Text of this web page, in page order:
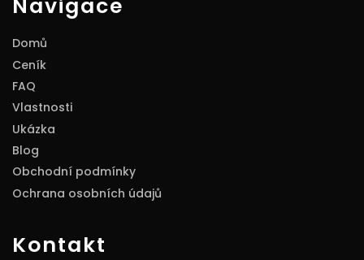
Navigace
Domů
Ceník
FAQ
Vlastnosti
Ukázka
Blog
Obchodní podmínky
Ochrana osobních údajů
Kontakt